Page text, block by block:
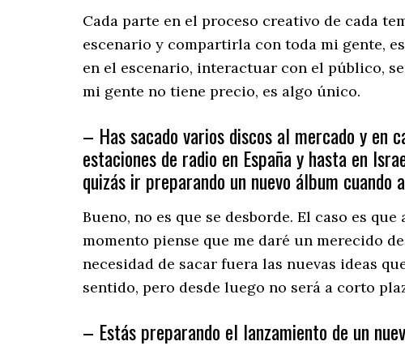
Cada parte en el proceso creativo de cada
escenario y compartirla con toda mi gente,
en el escenario, interactuar con el público,
mi gente no tiene precio, es algo único.
– Has sacado varios discos al mercado y en
estaciones de radio en España y hasta en
quizás ir preparando un nuevo álbum
Bueno, no es que se desborde. El caso es
momento piense que me daré un merecido
necesidad de sacar fuera las nuevas ideas
sentido, pero desde luego no será a corto
– Estás preparando el lanzamiento de un